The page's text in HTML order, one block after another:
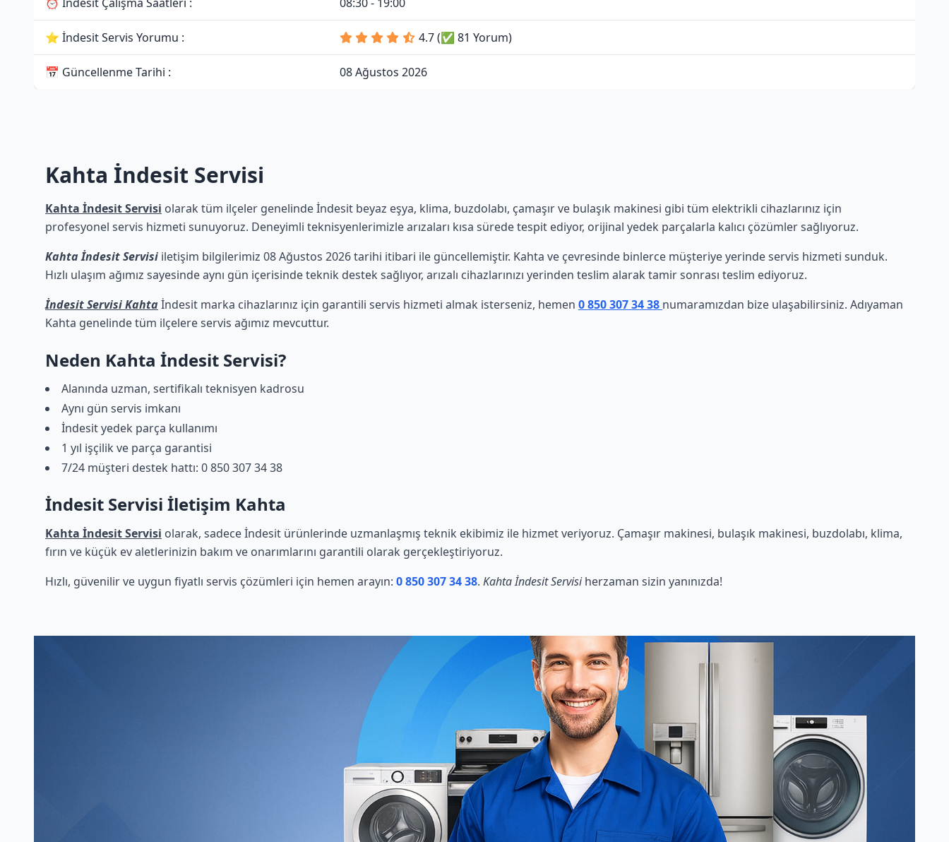
⭐ İndesit Servis Yorumu : 4.7 (✅ 81 Yorum)
📅 Güncellenme Tarihi : 08 Ağustos 2026
Kahta İndesit Servisi
Kahta İndesit Servisi olarak tüm ilçeler genelinde İndesit beyaz eşya, klima, buzdolabı, çamaşır ve bulaşık makinesi gibi tüm elektrikli cihazlarınız için
profesyonel servis hizmeti sunuyoruz. Deneyimli teknisyenlerimizle arızaları kısa sürede tespit ediyor, orijinal yedek parçalarla kalıcı çözümler sağlıyoruz.
Kahta İndesit Servisi iletişim bilgilerimiz 08 Ağustos 2026 tarihi itibari ile güncellemiştir. Kahta ve çevresinde binlerce müşteriye yerinde servis hizmeti sunduk.
Hızlı ulaşım ağımız sayesinde aynı gün içerisinde teknik destek sağlıyor, arızalı cihazlarınızı yerinden teslim alarak tamir sonrası teslim ediyoruz.
İndesit Servisi Kahtaİndesit marka cihazlarınız için garantili servis hizmeti almak isterseniz, hemen 0 850 307 34 38 numaramızdan bize ulaşabilirsiniz. Adıyaman
Kahta genelinde tüm ilçelere servis ağımız mevcuttur.
Neden Kahta İndesit Servisi?
Alanında uzman, sertifikalı teknisyen kadrosu
Aynı gün servis imkanı
İndesit yedek parça kullanımı
1 yıl işçilik ve parça garantisi
7/24 müşteri destek hattı: 0 850 307 34 38
İndesit Servisi İletişim Kahta
Kahta İndesit Servisi olarak, sadece İndesit ürünlerinde uzmanlaşmış teknik ekibimiz ile hizmet veriyoruz. Çamaşır makinesi, bulaşık makinesi, buzdolabı, klima,
fırın ve küçük ev aletlerinizin bakım ve onarımlarını garantili olarak gerçekleştiriyoruz.
Hızlı, güvenilir ve uygun fiyatlı servis çözümleri için hemen arayın: 0 850 307 34 38. Kahta İndesit Servisiherzaman sizin yanınızda!